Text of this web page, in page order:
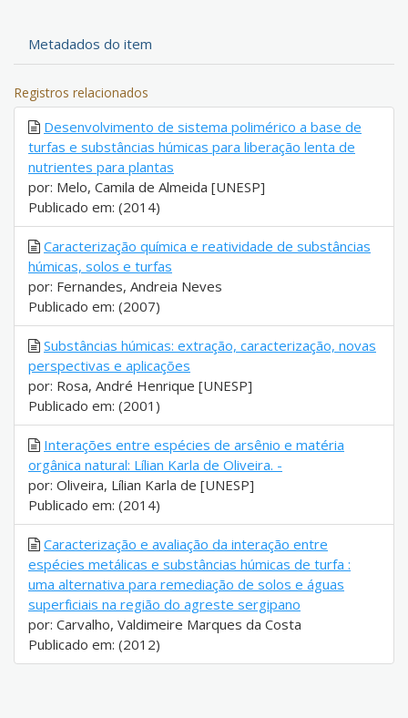
Metadados do item
Registros relacionados
Desenvolvimento de sistema polimérico a base de
turfas e substâncias húmicas para liberação lenta de
nutrientes para plantas
por: Melo, Camila de Almeida [UNESP]
Publicado em: (2014)
Caracterização química e reatividade de substâncias
húmicas, solos e turfas
por: Fernandes, Andreia Neves
Publicado em: (2007)
Substâncias húmicas: extração, caracterização, novas
perspectivas e aplicações
por: Rosa, André Henrique [UNESP]
Publicado em: (2001)
Interações entre espécies de arsênio e matéria
orgânica natural: Lílian Karla de Oliveira. -
por: Oliveira, Lílian Karla de [UNESP]
Publicado em: (2014)
Caracterização e avaliação da interação entre
espécies metálicas e substâncias húmicas de turfa :
uma alternativa para remediação de solos e águas
superficiais na região do agreste sergipano
por: Carvalho, Valdimeire Marques da Costa
Publicado em: (2012)